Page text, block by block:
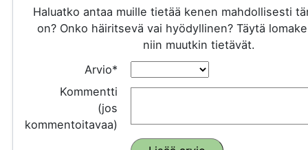
Haluatko antaa muille tietää kenen mahdollisesti
on? Onko häiritsevä vai hyödyllinen? Täytä
niin muutkin tietävät.
Arvio*
Kommentti
(jos
kommentoitavaa)